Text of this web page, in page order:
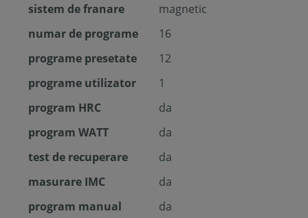
sistem de franare
magnetic
numar de programe
16
programe presetate
12
programe utilizator
1
program HRC
da
program WATT
da
test de recuperare
da
masurare IMC
da
program manual
da